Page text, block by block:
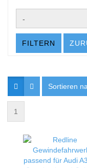
FILTERN
Sortieren
Sortieren
1